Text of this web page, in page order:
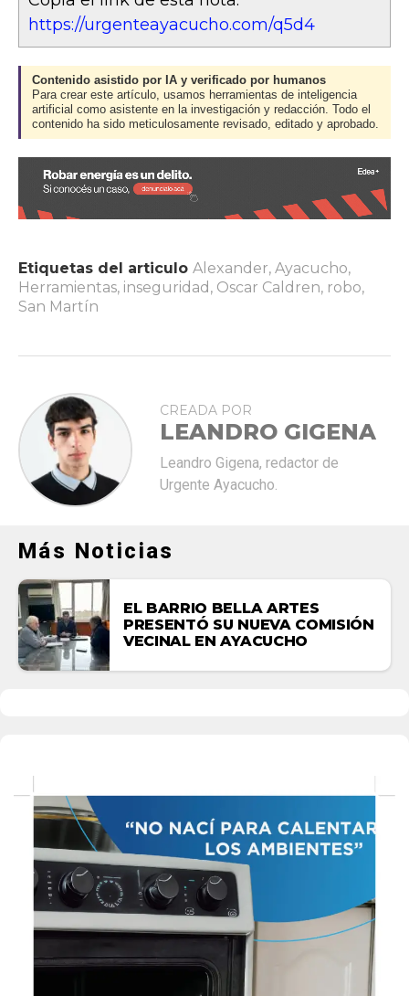
https://urgenteayacucho.com/q5d4
Contenido asistido por IA y verificado por humanos
Para crear este artículo, usamos herramientas de inteligencia
artificial como asistente en la investigación y redacción. Todo el
contenido ha sido meticulosamente revisado, editado y aprobado.
Etiquetas del articulo Alexander, Ayacucho,
Herramientas, inseguridad , Oscar Caldren, robo,
San Martín
CREADA POR
LEANDRO GIGENA
Leandro Gigena, redactor de
Urgente Ayacucho.
Más Noticias
EL BARRIO BELLA ARTES
PRESENTÓ SU NUEVA COMISIÓN
VECINAL EN AYACUCHO